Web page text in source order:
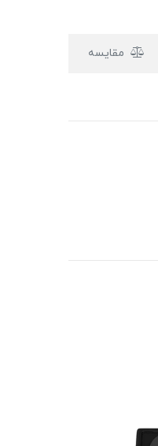
مقایسه